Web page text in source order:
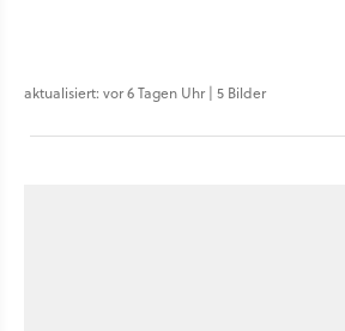
aktualisiert: vor 6 Tagen Uhr | 5 Bilder